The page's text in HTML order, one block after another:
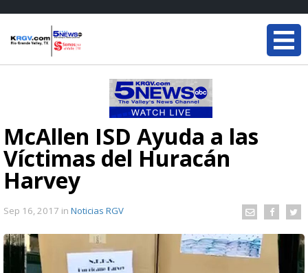
McAllen ISD Ayuda a las
Víctimas del Huracán
Harvey
Sep 16, 2017 in Noticias RGV